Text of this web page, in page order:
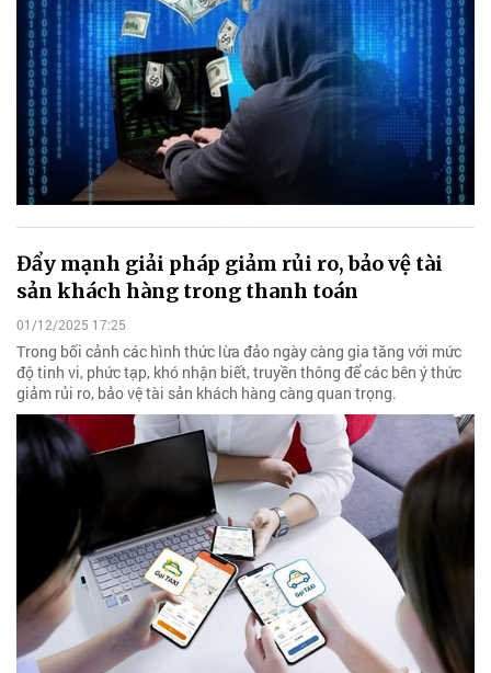
Đẩy mạnh giải pháp giảm rủi ro, bảo vệ tài
sản khách hàng trong thanh toán
01/12/2025 17:25
Trong bối cảnh các hình thức lừa đảo ngày càng gia tăng với mức
độ tinh vi, phức tạp, khó nhận biết, truyền thông để các bên ý thức
giảm rủi ro, bảo vệ tài sản khách hàng càng quan trọng.